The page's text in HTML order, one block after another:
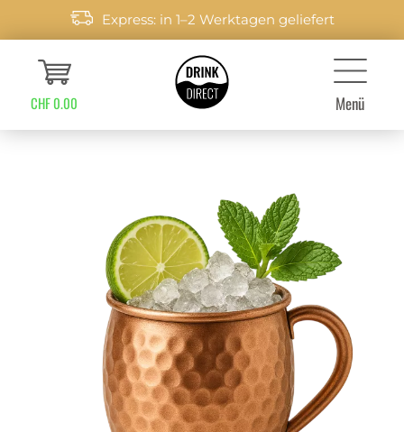
Express: in 1–2 Werktagen geliefert
CHF 0.00 Menü